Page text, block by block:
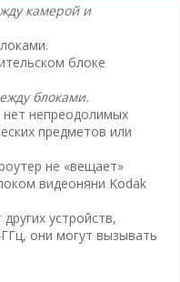
камерой и
блоке
блоками.
непреодолимых
предметов или
не «вещает»
видеоняни Kodak
устройств,
они могут вызывать